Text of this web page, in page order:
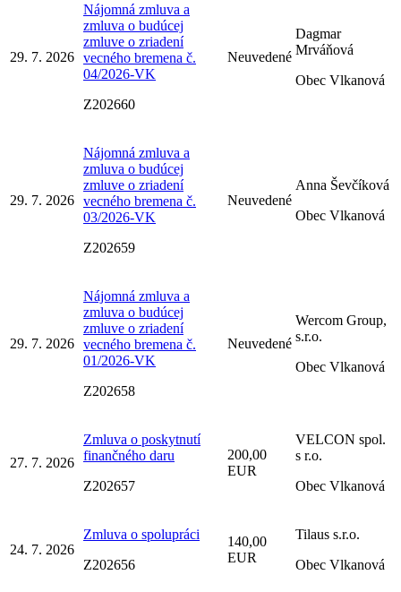
29. 7. 2026
Nájomná zmluva a
zmluva o budúcej
zmluve o zriadení
vecného bremena č.
04/2026-VK
Z202660
Neuvedené
Dagmar
Mrváňová
Obec Vlkanová
29. 7. 2026
Nájomná zmluva a
zmluva o budúcej
zmluve o zriadení
vecného bremena č.
03/2026-VK
Z202659
Neuvedené
Anna Ševčíková
Obec Vlkanová
29. 7. 2026
Nájomná zmluva a
zmluva o budúcej
zmluve o zriadení
vecného bremena č.
01/2026-VK
Z202658
Neuvedené
Wercom Group,
s.r.o.
Obec Vlkanová
27. 7. 2026
Zmluva o poskytnutí
finančného daru
Z202657
200,00
EUR
VELCON spol.
s r.o.
Obec Vlkanová
24. 7. 2026
Zmluva o spolupráci
Z202656
140,00
EUR
Tilaus s.r.o.
Obec Vlkanová